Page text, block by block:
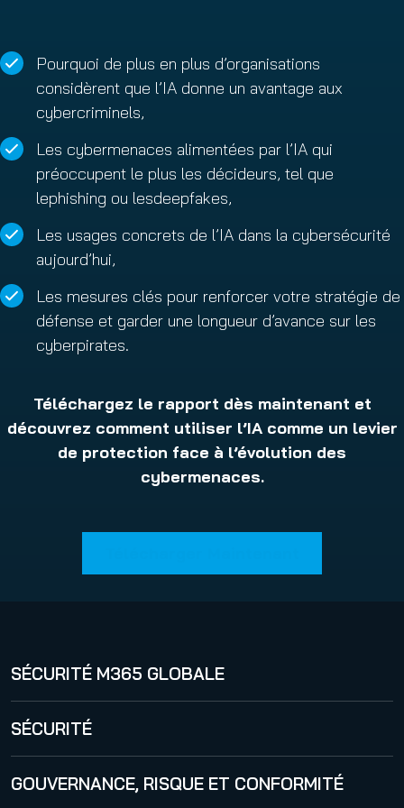
Pourquoi de plus en plus d’organisations
considèrent que l’IA donne un avantage aux
cybercriminels,
Les cybermenaces alimentées par l’IA qui
préoccupent le plus les décideurs, tel que
lephishing ou lesdeepfakes,
Les usages concrets de l’IA dans la cybersécurité
aujourd’hui,
Les mesures clés pour renforcer votre stratégie de
défense et garder une longueur d’avance sur les
cyberpirates.
Téléchargez le rapport dès maintenant et
découvrez comment utiliser l’IA comme un levier
de protection face à l’évolution des
cybermenaces.
SÉCURITÉ M365 GLOBALE
365 Total Protection
SÉCURITÉ
Security Awareness Service
GOUVERNANCE, RISQUE ET CONFORMITÉ